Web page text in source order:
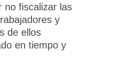
no fiscalizar las
y
de ellos
en tiempo y